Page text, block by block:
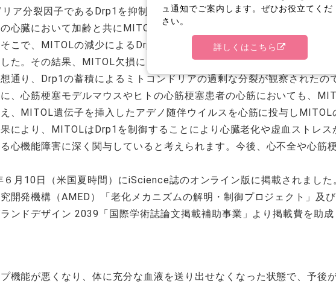
ア分裂因子であるDrp1を抑制してミトコンドリアの分裂を防いでい
心臓において加齢と共にMITOLの発現が有意に減少し、逆にDrp1が
こで、MITOLの減少によるDrp1の活性化が心臓老化を引き起こして
た。その結果、MITOL欠損により早期から心臓老化が誘導され、す
通り、Drp1の蓄積によるミトコンドリアの過剰な分裂が観察された
、心筋梗塞モデルマウスやヒトの心筋梗塞患者の心筋においても、
、MITOL遺伝子を挿入したアデノ随伴ウイルスを心筋に投与し
により、MITOLはDrp1を制御することにより心臓老化や虚血ストレ
心機能障害に深く関与していると考えられます。今後、心不全や心筋
月10日（米国夏時間）にiScience誌のオンライン版に掲載されました
開発機構（AMED）「老化メカニズムの解明・制御プロジェクト」及
ンドデザイン 2039「国際学術誌論文掲載補助事業」より掲載費を助成
機能が悪くなり、体に充分な血液を送り出せなくなった状態で、予後
ュ通知でご案内します。ぜひお役立てくだ
さい。
詳しくはこちら